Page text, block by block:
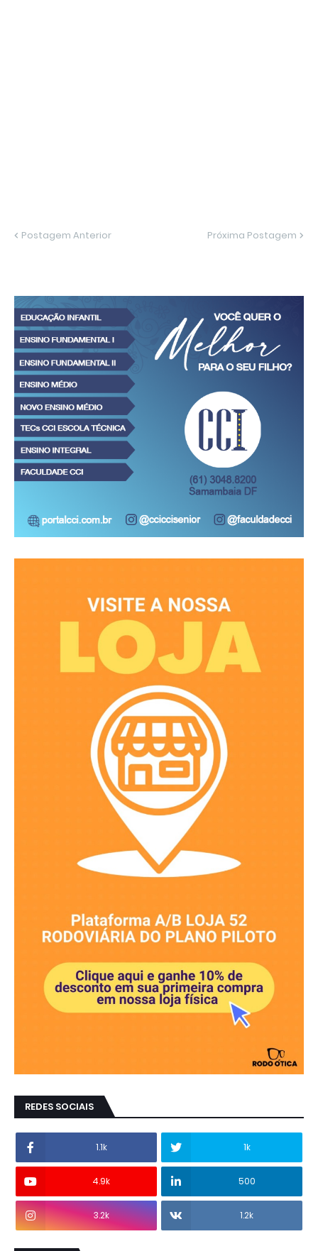
Postagem Anterior Próxima Postagem
REDES SOCIAIS
1.1k 1k
4.9k 500
3.2k 1.2k